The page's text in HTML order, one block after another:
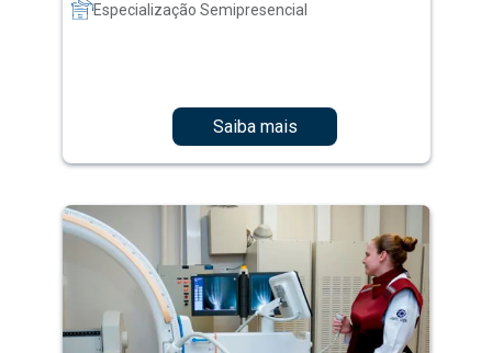
Especialização Semipresencial
Saiba mais